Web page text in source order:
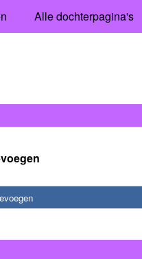
Alle dochterpagina's